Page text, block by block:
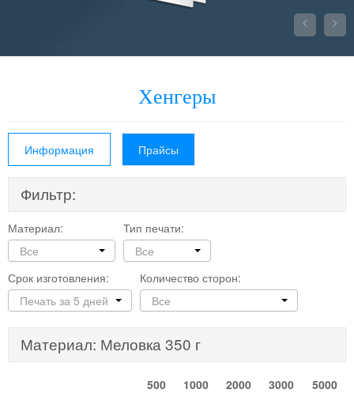


Хенгеры
Информация Прайсы
Фильтр:
Материал:
Все
Тип печати:
Все
Срок изготовления:
Печать за 5 дней
Количество сторон:
Все
Материал: Меловка 350 г
500 1000 2000 3000
5000